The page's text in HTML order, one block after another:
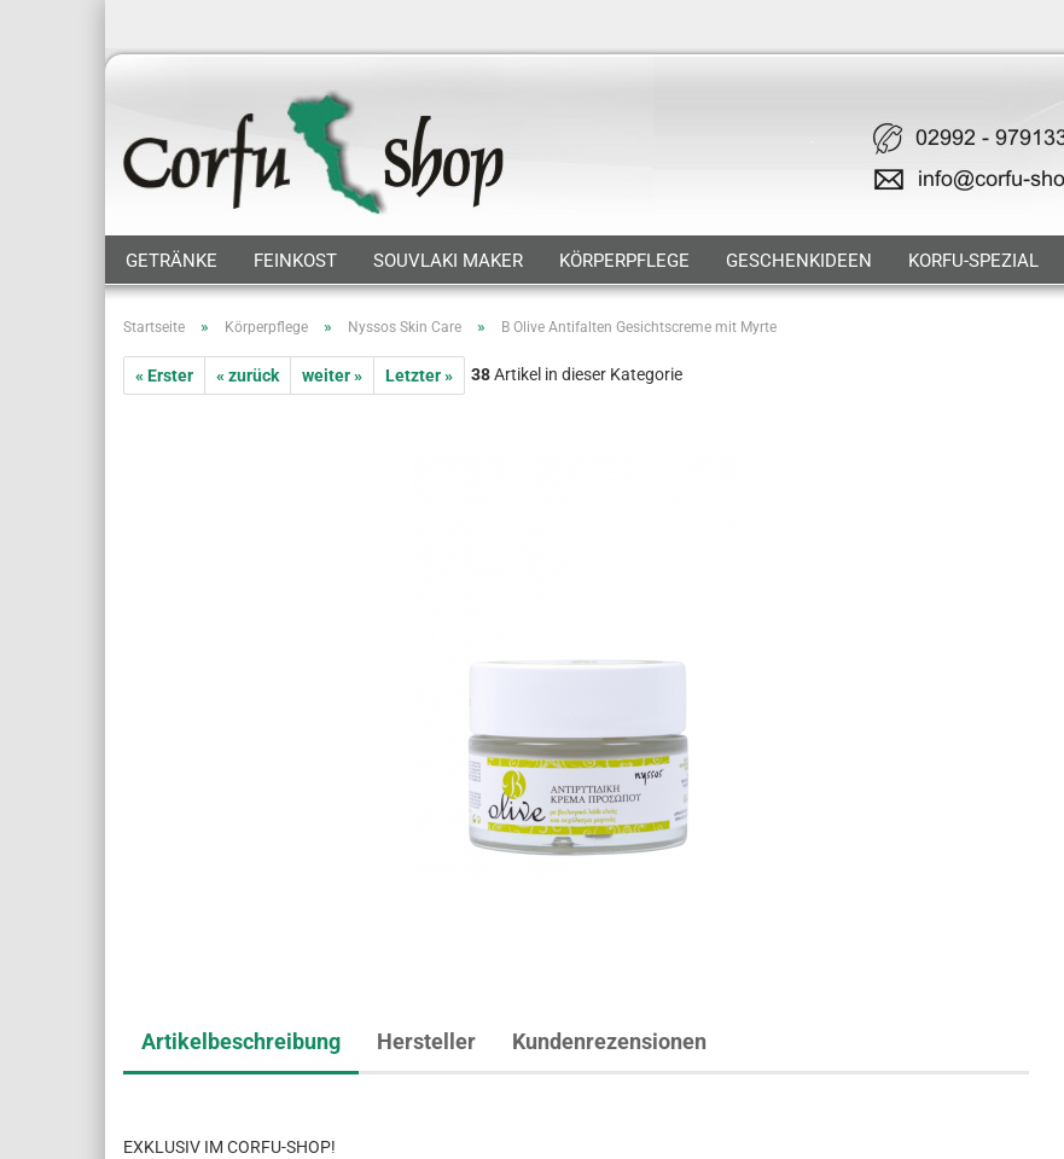
GETRÄNKE FEINKOST SOUVLAKI MAKER KÖRPERPFLEGE GESCHENKIDEEN KORFU-SPEZIAL
Startseite » Körperpflege » Nyssos Skin Care » B Olive Antifalten Gesichtscreme mit Myrte
« Erster « zurück weiter » Letzter » 38Artikel in dieser Kategorie
Artikelbeschreibung Hersteller Kundenrezensionen
EXKLUSIV IM CORFU-SHOP!